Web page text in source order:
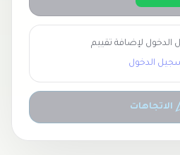
لإضافة تقييم
الدخول
الاتجاهات